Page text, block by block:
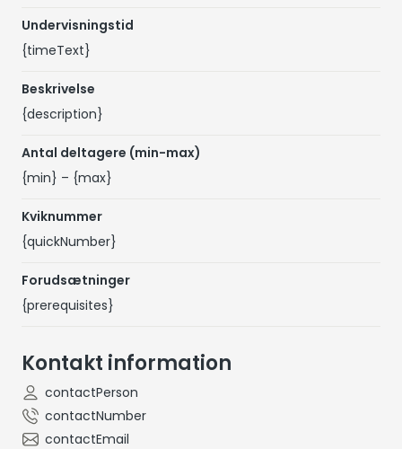
Undervisningstid
{timeText}
Beskrivelse
{description}
Antal deltagere (min-max)
{min} – {max}
Kviknummer
{quickNumber}
Forudsætninger
{prerequisites}
Kontakt information
contactPerson
contactNumber
contactEmail